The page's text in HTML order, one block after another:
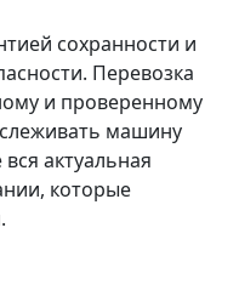
сохранности и
Перевозка
и проверенному
машину
актуальная
которые